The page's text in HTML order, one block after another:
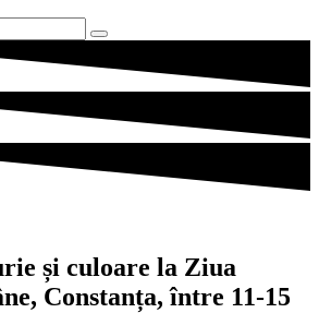
și culoare la Ziua
Constanța, între 11-15